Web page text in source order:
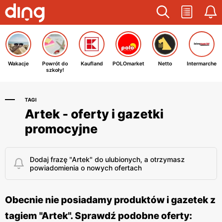
Wakacje
Powrót do
szkoły!
Kaufland POLOmarket Netto Intermarche
TAGI
Artek - oferty i gazetki
promocyjne
Dodaj frazę "Artek" do ulubionych, a otrzymasz
powiadomienia o nowych ofertach
Obecnie nie posiadamy produktów i gazetek z
tagiem "Artek". Sprawdź podobne oferty: